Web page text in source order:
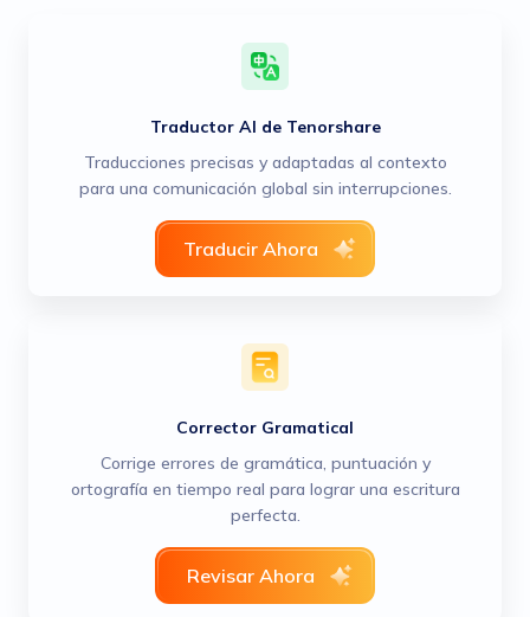
Traductor AI de Tenorshare
Traducciones precisas y adaptadas al contexto
para una comunicación global sin interrupciones.
Traducir Ahora
Corrector Gramatical
Corrige errores de gramática, puntuación y
ortografía en tiempo real para lograr una escritura
perfecta.
Revisar Ahora